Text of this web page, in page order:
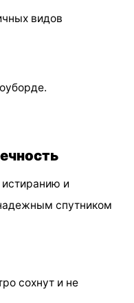
видов
и
спутником
сохнут и не